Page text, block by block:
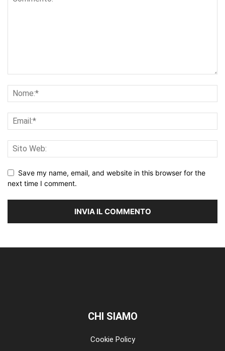
Save my name, email, and website in this browser for the
next time I comment.
CHI SIAMO
Cookie Policy